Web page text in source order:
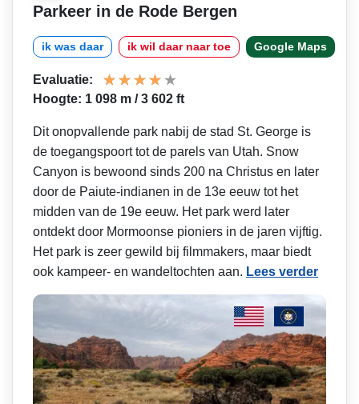
Parkeer in de Rode Bergen
ik was daar ik wil daar naar toe Google Maps
Evaluatie:
Hoogte: 1 098 m / 3 602 ft
Dit onopvallende park nabij de stad St. George is
de toegangspoort tot de parels van Utah. Snow
Canyon is bewoond sinds 200 na Christus en later
door de Paiute-indianen in de 13e eeuw tot het
midden van de 19e eeuw. Het park werd later
ontdekt door Mormoonse pioniers in de jaren vijftig.
Het park is zeer gewild bij filmmakers, maar biedt
ook kampeer- en wandeltochten aan. Lees verder